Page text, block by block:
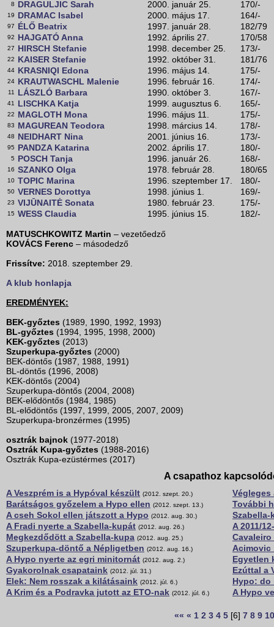
8 DRAGULJIC Sarah 2000. január 25. 170/-
19 DRAMAC Isabel 2000. május 17. 164/-
97 ÉLŐ Beatrix 1997. január 28. 182/79
92 HAJGATÓ Anna 1992. április 27. 170/58
27 HIRSCH Stefanie 1998. december 25. 173/-
22 KAISER Stefanie 1992. október 31. 181/76
44 KRASNIQI Edona 1996. május 14. 175/-
24 KRAUTWASCHL Malenie 1996. február 16. 174/-
11 LÁSZLÓ Barbara 1990. október 3. 167/-
41 LISCHKA Katja 1999. augusztus 6. 165/-
22 MAGLOTH Mona 1996. május 11. 175/-
83 MAGUREAN Teodora 1998. március 14. 178/-
48 NEIDHART Nina 2001. június 16. 173/-
95 PANDZA Katarina 2002. április 17. 180/-
5 POSCH Tanja 1996. január 26. 168/-
16 SZANKO Olga 1978. február 28. 180/65
10 TOPIC Marina 1996. szeptember 17. 180/-
50 VERNES Dorottya 1998. június 1. 169/-
23 VIJŪNAITĖ Sonata 1980. február 23. 175/-
15 WESS Claudia 1995. június 15. 182/-
MATUSCHKOWITZ Martin – vezetőedző
KOVÁCS Ferenc – másodedző
Frissítve: 2018. szeptember 29.
A klub honlapja
EREDMÉNYEK:
BEK-győztes (1989, 1990, 1992, 1993)
BL-győztes (1994, 1995, 1998, 2000)
KEK-győztes (2013)
Szuperkupa-győztes (2000)
BEK-döntős (1987, 1988, 1991)
BL-döntős (1996, 2008)
KEK-döntős (2004)
Szuperkupa-döntős (2004, 2008)
BEK-elődöntős (1984, 1985)
BL-elődöntős (1997, 1999, 2005, 2007, 2009)
Szuperkupa-bronzérmes (1995)
osztrák bajnok (1977-2018)
Osztrák Kupa-győztes (1988-2016)
Osztrák Kupa-ezüstérmes (2017)
A csapathoz
A Veszprém is a Hypóval készült (2012. szept. 20.)
Barátságos győzelem a Hypo ellen (2012. szept. 13.)
A cseh Sokol ellen játszott a Hypo (2012. aug. 30.)
A Fradi nyerte a Szabella-kupát (2012. aug. 26.)
Megkezdődött a Szabella-kupa (2012. aug. 25.)
Szuperkupa-döntő a Népligetben (2012. aug. 16.)
A Hypo nyerte az egri minitornát (2012. aug. 2.)
Gyakorolnak csapataink (2012. júl. 31.)
Elek: Nem rosszak a kilátásaink (2012. júl. 6.)
A Krim és a Podravka jutott az ETO-nak (2012. júl. 6.)
Végleges
További
Szabella-
A 2011/
Cavaleiro
Acimovic
Egyetlen
Ezúttal a
Hypo: do
A Hypo
«« « 1 2 3 4 5[6] 7 8 9 10